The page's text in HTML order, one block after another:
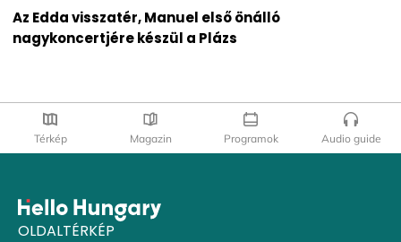
Az Edda visszatér, Manuel első önálló
nagykoncertjére készül a Plázs
Térkép Magazin Programok Audio guide
OLDALTÉRKÉP